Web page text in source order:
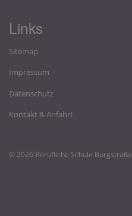
Links
Sitemap
Impressum
Datenschutz
Kontakt & Anfahrt
© 2026 Berufliche Schule Burgstraße